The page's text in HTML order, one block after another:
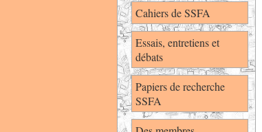
Cahiers de SSFA
Essais, entretiens et
débats
Papiers de recherche
SSFA